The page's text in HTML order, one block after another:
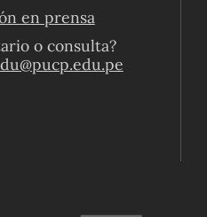
en prensa
o consulta?